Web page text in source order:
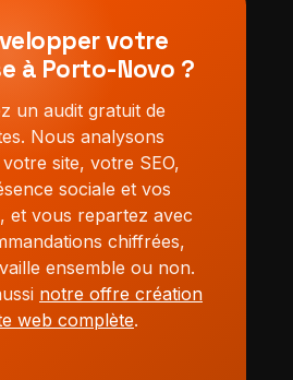
votre
à Porto-Novo ?
un audit gratuit de
Nous analysons
site, votre SEO,
sociale et vos
et vous repartez avec
chiffrées,
ensemble ou non.
notre offre création
web complète.